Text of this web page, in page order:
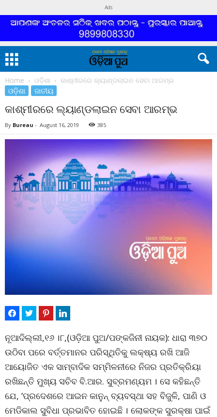
Ads
Home ଓଡ଼ିଶା କାଶ୍ମୀରରେ ଲ୍ୟାଣ୍ଡଲାଇନ ସେବା ଆରମ୍ଭ
ଓଡ଼ିଶା ଜାତୀୟ
କାଶ୍ମୀରରେ ଲ୍ୟାଣ୍ଡଲାଇନ ସେବା ଆରମ୍ଭ
By Bureau - August 16, 2019 385
ନୂଆଦିଲ୍ଲୀ,୧୬ ।୮,(ଓଡ଼ିଆ ପୁଅ/ପଙ୍କଜିନୀ ନାୟକ): ଧାରା ୩୭୦
ଉଠିବା ପରେ ବର୍ତ୍ତମାନର ପରିସ୍ଥିତିକୁ ଲକ୍ଷ୍ୟ ରଖି ଆଜି
ଆୟୋଜିତ ଏକ ସାମ୍ବାଦିକ ସମ୍ମିଳନୀରେ ନିଜର ପ୍ରତିକ୍ରିୟା
ରଖିଛନ୍ତି ମୁଖ୍ୟ ସଚିବ ବି.ଆର. ସୁବ୍ରମଣ୍ୟମ । ସେ କହିଛନ୍ତି
ଯେ, ‘ପ୍ରଦେଶରେ ଆଇନ କାନୁନ୍ ବ୍ୟବସ୍ଥା ସହ ବିଜୁଳି, ପାଣି ଓ
ମେଡିକାଲ ସୁବିଧା ପ୍ରଭାବିତ ହୋଇଛି । ଲୋକଙ୍କ ସୁରକ୍ଷା ପାଇଁ